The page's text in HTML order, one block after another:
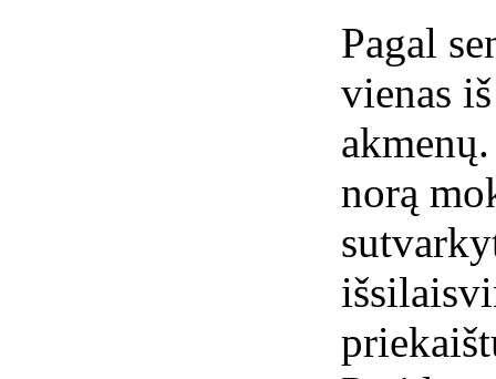
Pagal
vienas
norą